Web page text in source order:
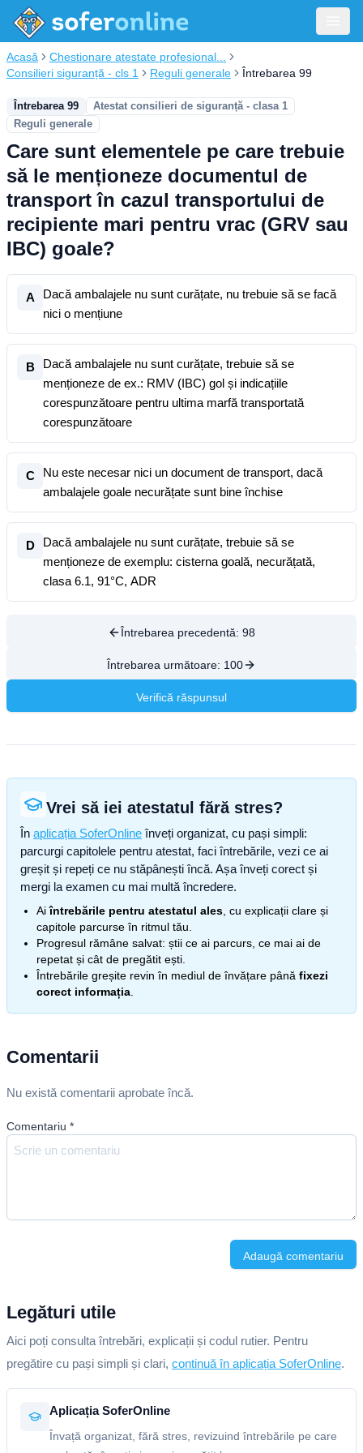
Acasă
Chestionare atestate profesional...
Consilieri siguranță - cls 1
Reguli generale Întrebarea 99
Întrebarea 99
Atestat consilieri de siguranță - clasa 1
Reguli generale
Care sunt elementele pe care trebuie
să le menționeze documentul de
transport în cazul transportului de
recipiente mari pentru vrac (GRV sau
IBC) goale?
A
Dacă ambalajele nu sunt curățate, nu trebuie să se facă
nici o mențiune
B
Dacă ambalajele nu sunt curățate, trebuie să se
menționeze de ex.: RMV (IBC) gol și indicațiile
corespunzătoare pentru ultima marfă transportată
corespunzătoare
C
Nu este necesar nici un document de transport, dacă
ambalajele goale necurățate sunt bine închise
D
Dacă ambalajele nu sunt curățate, trebuie să se
menționeze de exemplu: cisterna goală, necurățată,
clasa 6.1, 91°C, ADR
Întrebarea precedentă: 98
Întrebarea următoare: 100
Verifică răspunsul
Vrei să iei atestatul fără stres?
În aplicația SoferOnline înveți organizat, cu pași simpli:
parcurgi capitolele pentru atestat, faci întrebările, vezi ce ai
greșit și repeți ce nu stăpânești încă. Așa înveți corect și
mergi la examen cu mai multă încredere.
Aiîntrebările pentru atestatul ales , cu explicații clare și
capitole parcurse în ritmul tău.
Progresul rămâne salvat: știi ce ai parcurs, ce mai ai de
repetat și cât de pregătit ești.
Întrebările greșite revin în mediul de învățare până fixezi
corect informația
Comentarii
Nu există comentarii aprobate încă.
Comentariu *
Adaugă comentariu
Legături utile
Aici poți consulta întrebări, explicații și codul rutier. Pentru
pregătire cu pași simpli și clari, continuă în aplicația SoferOnline.
Aplicația SoferOnline
Învață organizat, fără stres, revizuind întrebările pe care